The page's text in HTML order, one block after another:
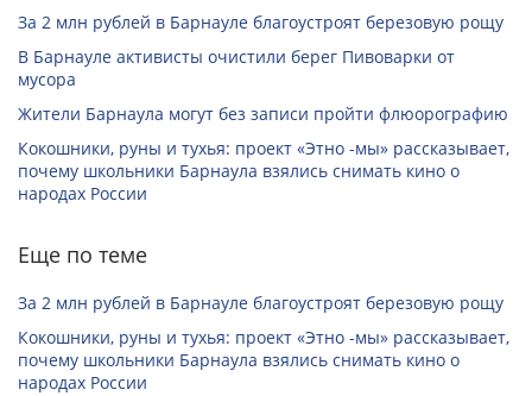
За 2 млн рублей в Барнауле благоустроят березовую рощу
В Барнауле активисты очистили берег Пивоварки от
мусора
Жители Барнаула могут без записи пройти флюорографию
Кокошники, руны и тухья: проект «Этно -мы» рассказывает,
почему школьники Барнаула взялись снимать кино о
народах России
Еще по теме
За 2 млн рублей в Барнауле благоустроят березовую рощу
Кокошники, руны и тухья: проект «Этно -мы» рассказывает,
почему школьники Барнаула взялись снимать кино о
народах России